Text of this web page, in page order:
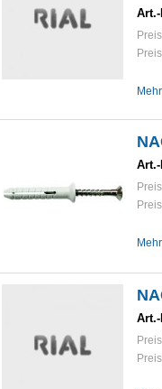
Art.-
Art.-
Art.-